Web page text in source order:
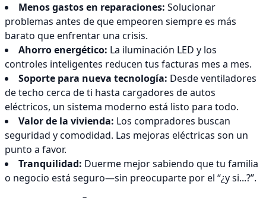
Menos gastos en reparaciones: Solucionar
problemas antes de que empeoren siempre es más
barato que enfrentar una crisis.
Ahorro energético: La iluminación LED y los
controles inteligentes reducen tus facturas mes a mes.
Soporte para nueva tecnología: Desde ventiladores
de techo cerca de ti hasta cargadores de autos
eléctricos, un sistema moderno está listo para todo.
Valor de la vivienda: Los compradores buscan
seguridad y comodidad. Las mejoras eléctricas son un
punto a favor.
Tranquilidad: Duerme mejor sabiendo que tu familia
o negocio está seguro—sin preocuparte por el “¿y si...?”.